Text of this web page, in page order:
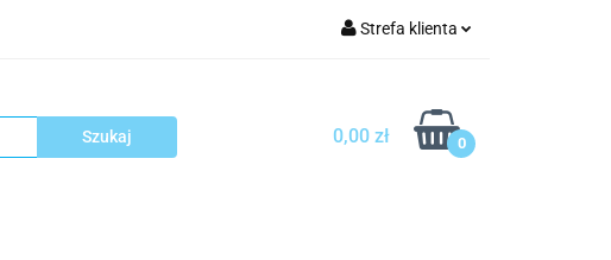
Strefa klienta
Zarejestruj się
Dodaj zgłoszenie
0,00 zł 0